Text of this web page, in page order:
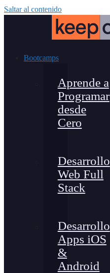
Saltar al contenido
Bootcamps
Aprende a
Programar
desde
Cero
Desarrollo
Web Full
Stack
Desarrollo
Apps iOS
&
Android